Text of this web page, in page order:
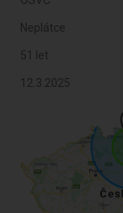
Neplátce
51 let
12.3.2025